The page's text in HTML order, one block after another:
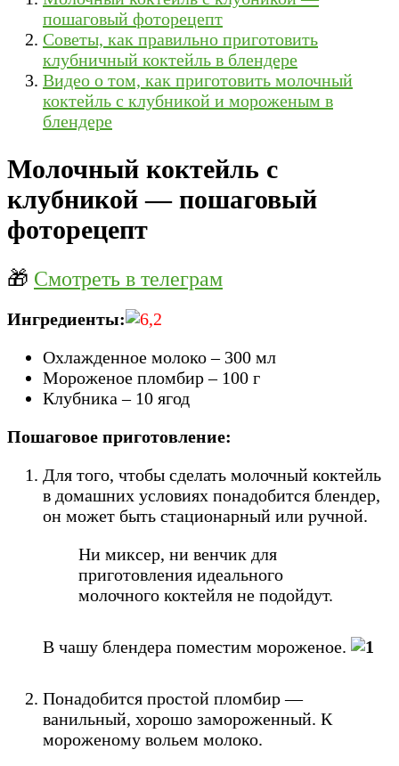
пошаговый фоторецепт
Советы, как правильно приготовить
клубничный коктейль в блендере
Видео о том, как приготовить молочный
коктейль с клубникой и мороженым в
блендере
Молочный коктейль с
клубникой — пошаговый
фоторецепт
🎁 Смотреть в телеграм
Ингредиенты:
Охлажденное молоко – 300 мл
Мороженое пломбир – 100 г
Клубника – 10 ягод
Пошаговое приготовление:
Для того, чтобы сделать молочный коктейль
в домашних условиях понадобится блендер,
он может быть стационарный или ручной.
Ни миксер, ни венчик для
приготовления идеального
молочного коктейля не подойдут.
В чашу блендера поместим мороженое.
Понадобится простой пломбир —
ванильный, хорошо замороженный. К
мороженому вольем молоко.